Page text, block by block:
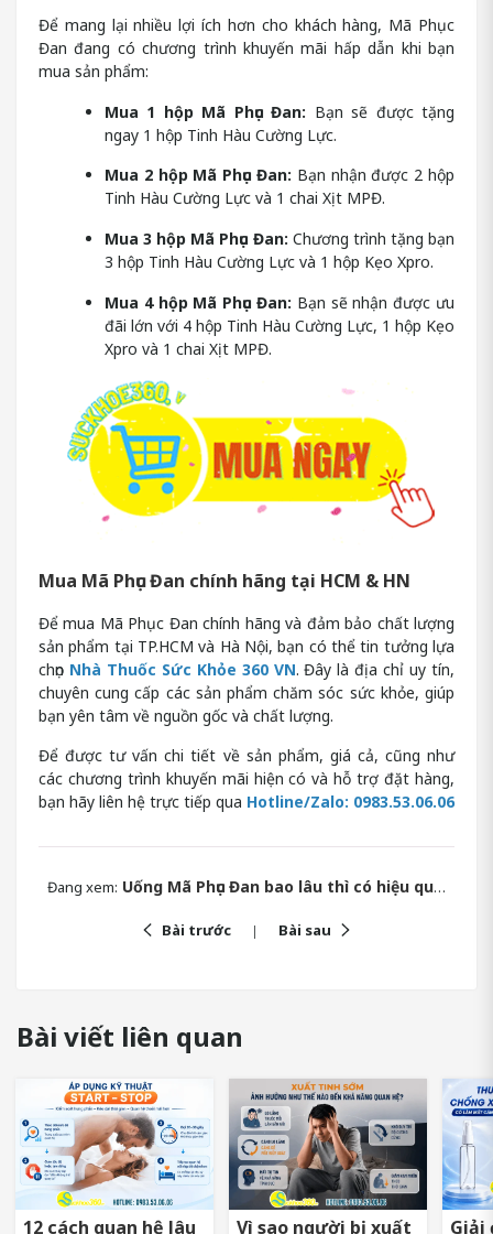
Để mang lại nhiều lợi ích hơn cho khách hàng, Mã Phục
Đan đang có chương trình khuyến mãi hấp dẫn khi bạn
mua sản phẩm:
Mua 1 hộp Mã Phục Đan: Bạn sẽ được tặng
ngay 1 hộp Tinh Hàu Cường Lực.
Mua 2 hộp Mã Phục Đan: Bạn nhận được 2 hộp
Tinh Hàu Cường Lực và 1 chai Xịt MPĐ.
Mua 3 hộp Mã Phục Đan: Chương trình tặng bạn
3 hộp Tinh Hàu Cường Lực và 1 hộp Kẹo Xpro.
Mua 4 hộp Mã Phục Đan: Bạn sẽ nhận được ưu
đãi lớn với 4 hộp Tinh Hàu Cường Lực, 1 hộp Kẹo
Xpro và 1 chai Xịt MPĐ.
Mua Mã Phục Đan chính hãng tại HCM & HN
Để mua Mã Phục Đan chính hãng và đảm bảo chất lượng
sản phẩm tại TP.HCM và Hà Nội, bạn có thể tin tưởng lựa
chọn Nhà Thuốc Sức Khỏe 360 VN. Đây là địa chỉ uy tín,
chuyên cung cấp các sản phẩm chăm sóc sức khỏe, giúp
bạn yên tâm về nguồn gốc và chất lượng.
Để được tư vấn chi tiết về sản phẩm, giá cả, cũng như
các chương trình khuyến mãi hiện có và hỗ trợ đặt hàng,
bạn hãy liên hệ trực tiếp qua Hotline/Zalo: 0983.53.06.06
Đang xem: Uống Mã Phục Đan bao lâu thì có hiệu quả?
Bài trước Bài sau
Bài viết liên quan
12 cách quan hệ lâu
Vì sao người bị xuất
Giải